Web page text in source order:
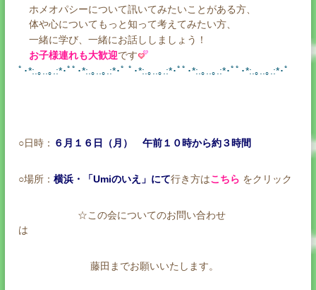
ホメオパシーについて訊いてみたいことがある方、
体や心についてもっと知って考えてみたい方、
一緒に学び、一緒にお話ししましょう！
お子様連れも大歓迎です
ﾟ･*:.｡..｡.:*･ﾟﾟ･*:.｡..｡.:*･ﾟ ﾟ･*:.｡..｡.:*･ﾟﾟ･*:.｡..｡.:*･ﾟﾟ･*:.｡..｡.:*･ﾟ
○日時： ６月１６日（月） 午前１０時から約３時間
○場所：横浜・「Umiのいえ」にて行き方はこちら をクリック
☆この会についてのお問い合わせ
は
藤田までお願いいたします。